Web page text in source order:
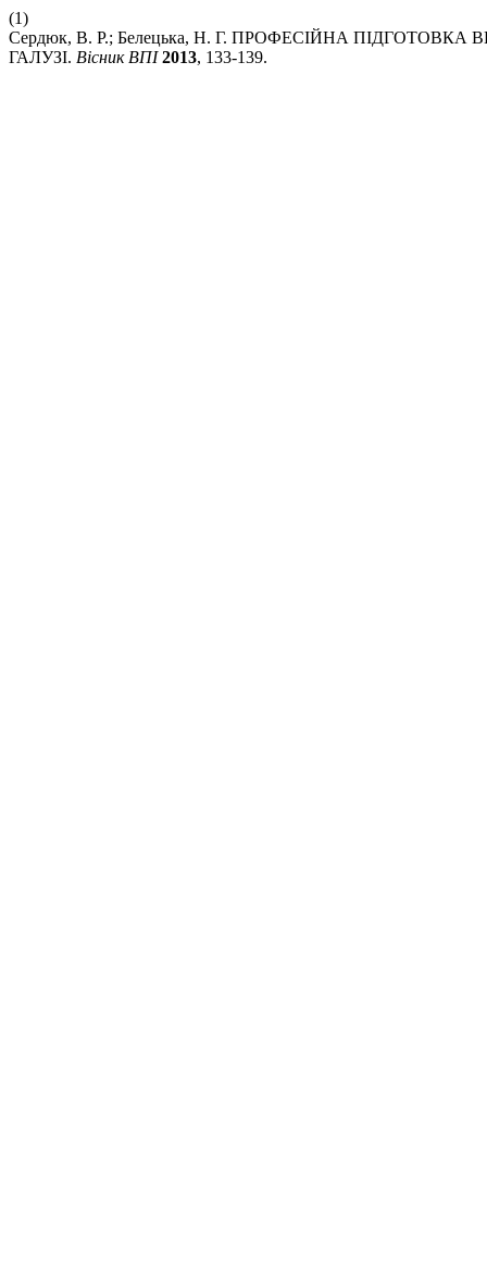
(1)
Сердюк, В. Р.; Белецька, Н. Г. ПРОФЕСІЙНА
ГАЛУЗІ. Вісник ВПІ 2013, 133-139.